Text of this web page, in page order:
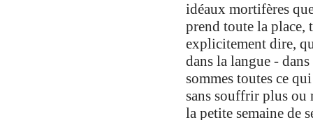
idéaux mortifères
prend toute la place,
explicitement dire,
dans la langue -
sommes toutes ce
sans souffrir plus ou
la petite semaine de